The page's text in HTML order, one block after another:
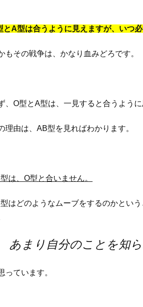
とA型は合うように見えますが、いつ必
もその戦争は、かなり血みどろです。
、O型とA型は、一見すると合うように
理由は、AB型を見ればわかります。
は、O型と合いません。
はどのようなムーブをするのかとい
あまり自分のことを知
っています。